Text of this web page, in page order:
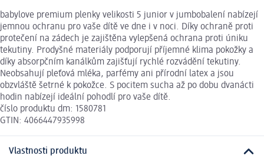
babylove premium plenky velikosti 5 junior v jumbobalení nabízejí
jemnou ochranu pro vaše dítě ve dne i v noci. Díky ochraně proti
protečení na zádech je zajištěna vylepšená ochrana proti úniku
tekutiny. Prodyšné materiály podporují příjemné klima pokožky a
díky absorpčním kanálkům zajišťují rychlé rozvádění tekutiny.
Neobsahují pleťová mléka, parfémy ani přírodní latex a jsou
obzvláště šetrné k pokožce. S pocitem sucha až po dobu dvanácti
hodin nabízejí ideální pohodlí pro vaše dítě.
číslo produktu dm: 1580781
GTIN: 4066447935998
Vlastnosti produktu